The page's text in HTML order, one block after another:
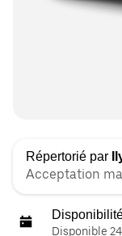
Répertorié par
Acceptation
Disponible